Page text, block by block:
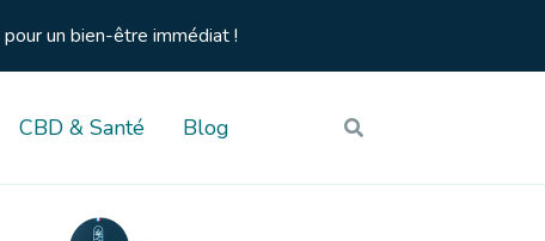
un bien-être immédiat !
CBD & Santé Blog